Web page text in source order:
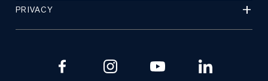
PRIVACY